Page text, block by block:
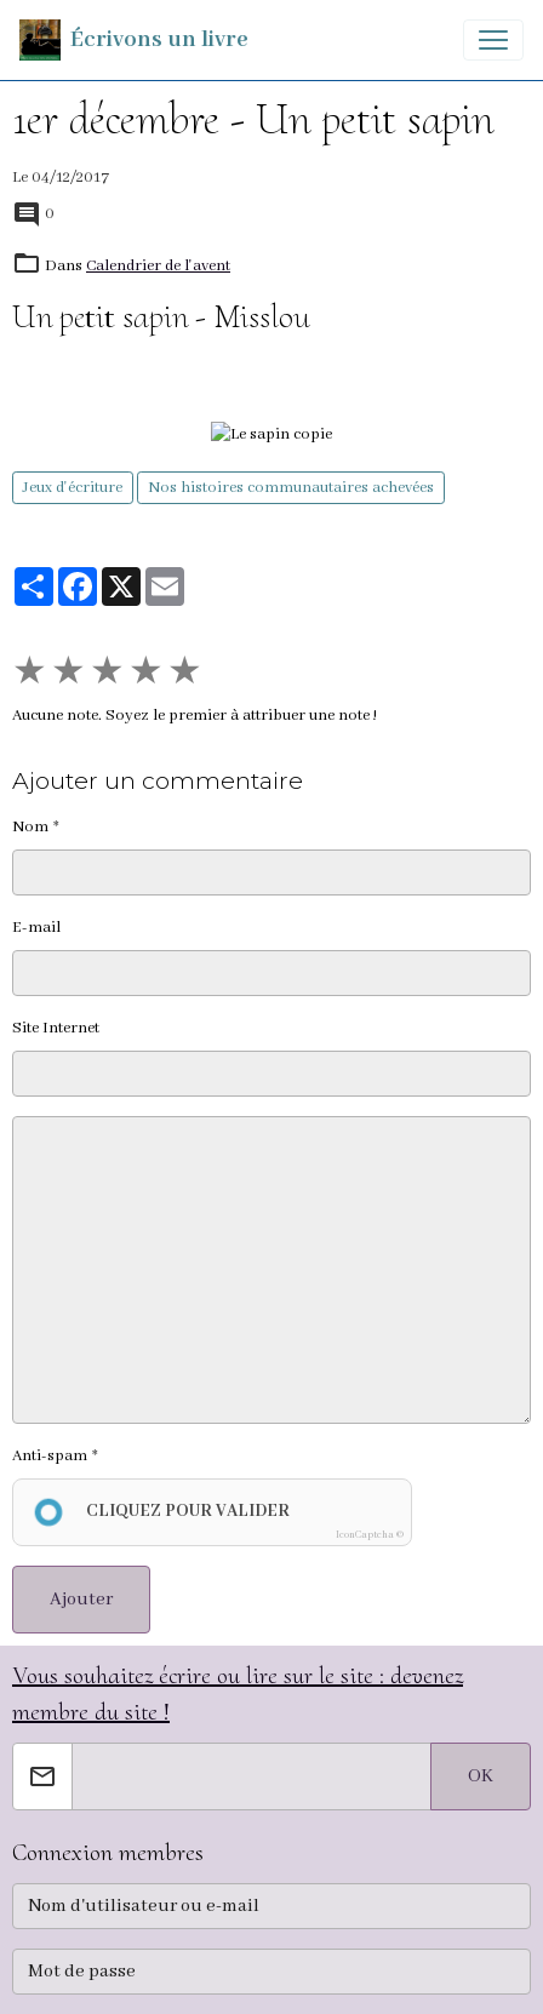
Écrivons un livre
1er décembre - Un petit sapin
Le 04/12/2017
0
Dans Calendrier de l'avent
Un petit sapin - Misslou
Jeux d'écriture Nos histoires communautaires achevées
PartagerFacebook
X
★ ★ ★ ★ ★
Aucune note. Soyez le premier à attribuer une note !
Ajouter un commentaire
Nom
E-mail
Site Internet
Anti-spam
CLIQUEZ POUR VALIDER
IconCaptcha ©
Ajouter
Vous souhaitez écrire ou lire sur le site : devenez
membre du site !
OK
Connexion membres